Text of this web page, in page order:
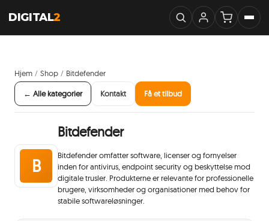
DIGITAL2
Hjem / Shop / Bitdefender
← Alle kategorier Kontakt Få et tilbud
B
Bitdefender
Bitdefender omfatter software, licenser og fornyelser
inden for antivirus, endpoint security og beskyttelse mod
digitale trusler. Produkterne er relevante for professionelle
brugere, virksomheder og organisationer med behov for
stabile softwareløsninger.